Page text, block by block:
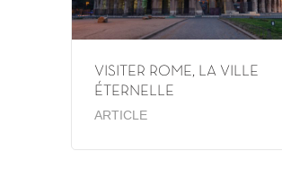
VISITER ROME, LA VILLE
ÉTERNELLE
ARTICLE